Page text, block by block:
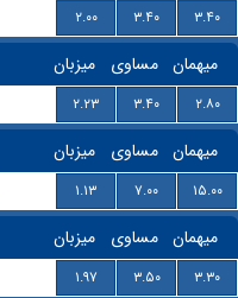
۲.۰۰ ۳.۴۰
۳.۴۰
میزبان مساوی میهمان
۲.۲۳ ۳.۴۰
۲.۸۰
میزبان مساوی میهمان
۱.۱۳ ۷.۰۰
۱۵.۰۰
میزبان مساوی میهمان
۱.۹۷ ۳.۵۰
۳.۳۰